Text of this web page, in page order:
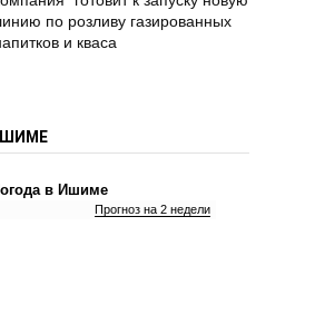
по розливу газированных
и кваса
в Ишиме
Прогноз на 2 недели